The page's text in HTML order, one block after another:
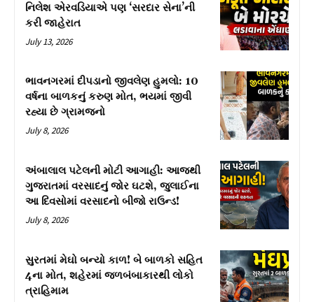
નિલેશ એરવડિયાએ પણ ‘સરદાર સેના’ની
કરી જાહેરાત
July 13, 2026
ભાવનગરમાં દીપડાનો જીવલેણ હુમલો: 10
વર્ષના બાળકનું કરુણ મોત, ભયમાં જીવી
રહ્યા છે ગ્રામજનો
July 8, 2026
અંબાલાલ પટેલની મોટી આગાહી: આજથી
ગુજરાતમાં વરસાદનું જોર ઘટશે, જુલાઈના
આ દિવસોમાં વરસાદનો બીજો રાઉન્ડ!
July 8, 2026
સુરતમાં મેઘો બન્યો કાળ! બે બાળકો સહિત
4ના મોત, શહેરમાં જળબંબાકારથી લોકો
ત્રાહિમામ